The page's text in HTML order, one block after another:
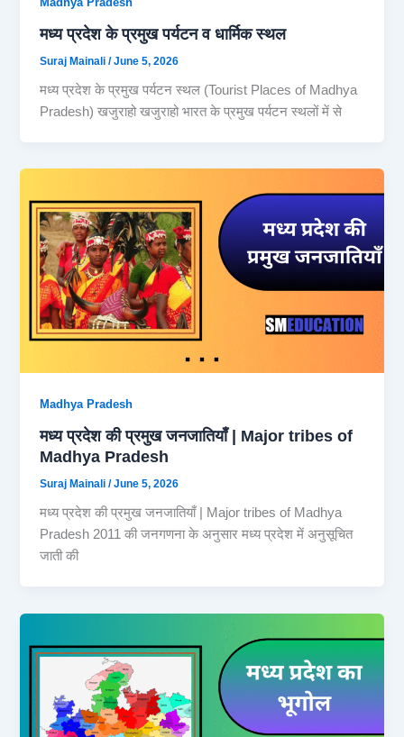
मध्य प्रदेश के प्रमुख पर्यटन व धार्मिक स्थल
Suraj Mainali/June 5, 2026
मध्य प्रदेश के प्रमुख पर्यटन स्थल (Tourist Places of Madhya
Pradesh) खजुराहो खजुराहो भारत के प्रमुख पर्यटन स्थलों में से
Madhya Pradesh
मध्य प्रदेश की प्रमुख जनजातियाँ | Major tribes of
Madhya Pradesh
Suraj Mainali/June 5, 2026
मध्य प्रदेश की प्रमुख जनजातियाँ | Major tribes of Madhya
Pradesh 2011 की जनगणना के अनुसार मध्य प्रदेश में अनुसूचित
जाती की